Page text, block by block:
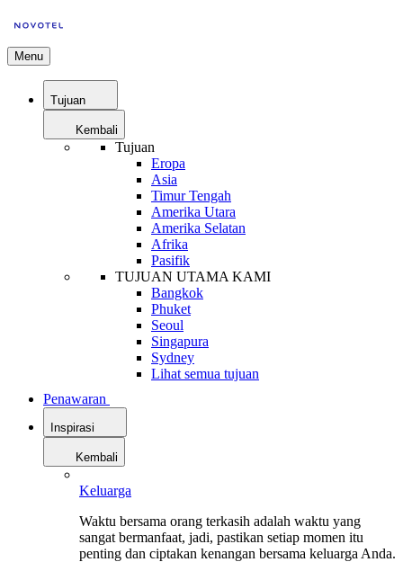
Menu
Tujuan
Kembali
Tujuan
Eropa
Asia
Timur Tengah
Amerika Utara
Amerika Selatan
Afrika
Pasifik
TUJUAN UTAMA KAMI
Bangkok
Phuket
Seoul
Singapura
Sydney
Lihat semua tujuan
Penawaran
Inspirasi
Kembali
Keluarga
Waktu bersama orang terkasih adalah waktu yang
sangat bermanfaat, jadi, pastikan setiap momen itu
penting dan ciptakan kenangan bersama keluarga Anda.